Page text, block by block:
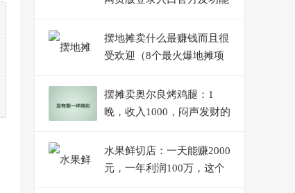
摆地摊卖什么最赚钱而且很
受欢迎（8个最火爆地摊项
摆摊卖奥尔良烤鸡腿：1
晚，收入1000，闷声发财的
水果鲜切店：一天能赚2000
元，一年利润100万，这个